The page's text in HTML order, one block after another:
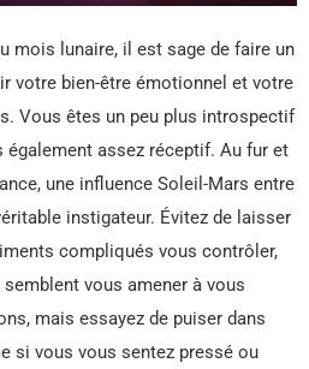
mois lunaire, il est sage de faire un
votre bien-être émotionnel et votre
Vous êtes un peu plus introspectif
également assez réceptif. Au fur et
une influence Soleil-Mars entre
instigateur. Évitez de laisser
compliqués vous contrôler,
vous amener à vous
mais essayez de puiser dans
si vous vous sentez pressé ou